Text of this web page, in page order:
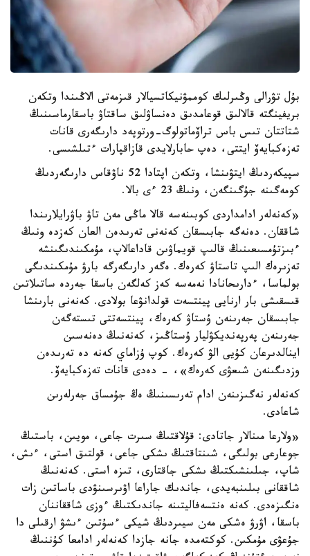
بۇل تۋرالى وڭىرلىك كوممۋنيكاتسيالار قىزمەتى الاڭىندا وتكەن
بريفينگتە قالالىق قوعامدىق دەنساۋلىق ساقتاۋ باسقارماسىنىڭ
شتاتتان تىس باس تراۆماتولوگ-ورتوپەد دارىگەرى قانات
تەزەكبايەۆ ايتتى، دەپ حابارلايدى قازاقپارات ءتىلشىسى.
سپيكەردىڭ ايتۋىنشا، وتكەن اپتادا 52 ناۋقاس دارىگەردىڭ
كومەگىنە جۇگىنگەن، ونىڭ 23 ءى بالا.
«كەنەلەر ادامداردى كوبىنەسە قالا ماڭى مەن تاۋ باۋرايلارىندا
شاققان. دەنەگە جابىسقان كەنەنى تەرىدەن العان كەزدە ونىڭ
ءبىزتۇمسىعىنىڭ قالىپ قويماۋىن قاداعالاپ، مۇمكىندىگىنشە
تەزىرەك الىپ تاستاۋ كەرەك. ەگەر دارىگەرگە بارۋ مۇمكىندىگى
بولماسا، ءدارىحانادا نەمەسە كەز كەلگەن باسقا جەردە ساتىلاتىن
قىسقىشى بار ارنايى پينتسەت قولدانۋعا بولادى. كەنەنى بارىنشا
جابىسقان جەرىنەن ۇستاۋ كەرەك، پينتسەتتى تىستەگەن
جەرىنەن پەرپەنديكۋليار ۇستاڭىز، كەنەنىڭ دەنەسىن
اينالدىرعان كۇيى الۋ كەرەك. كوپ ۇزاماي كەنە دە تەرىدەن
وزدىگىنەن شىعۋى كەرەك»، - دەدى قانات تەزەكبايەۆ.
كەنەلەر نەگىزىنەن ادام تەرىسىنىڭ ەڭ جۇمساق جەرلەرىن
شاعادى.
«ولارعا مىنالار جاتادى: قۇلاقتىڭ سىرت جاعى، مويىن، باستىڭ
جوعارعى بولىگى، شىنتاقتىڭ ىشكى جاعى، قولتىق استى، ءىش،
شاپ، جىلىنشىكتىڭ ىشكى جاقتارى، تىزە استى. كەنەنىڭ
شاققانى بىلىنبەيدى، جاندىك جاراعا اۋىرسىنۋدى باساتىن زات
ەنگىزەدى. كەنە ەنتسەفاليتىنە جاندىكتىڭ ءوزى شاققاننان
باسقا، اۋرۋ ەشكى مەن سيىردىڭ شيكى ءسۇتىن ءىشۋ ارقىلى دا
جۇعۋى مۇمكىن. كوكتەمدە جانە جازدا كەنەلەر ادامعا كۇننىڭ